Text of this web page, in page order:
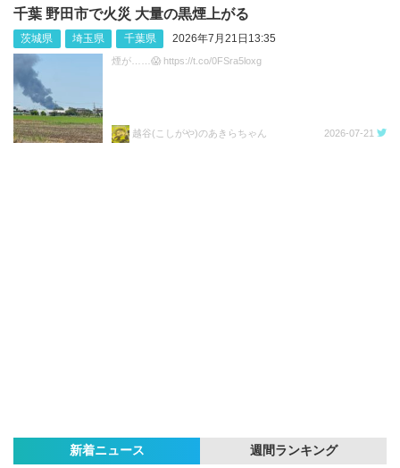
千葉 野田市で火災 大量の黒煙上がる
茨城県 埼玉県 千葉県 2026年7月21日13:35
煙が……😱 https://t.co/0FSra5loxg
越谷(こしがや)のあきらちゃん 2026-07-21
新着ニュース 週間ランキング